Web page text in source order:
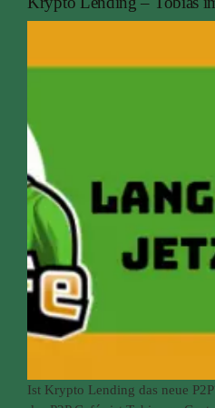
Ist Krypto Lending das neue